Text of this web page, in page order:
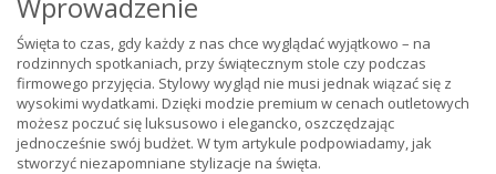
Święta to czas, gdy każdy z nas chce wyglądać wyjątkowo – na
rodzinnych spotkaniach, przy świątecznym stole czy podczas
firmowego przyjęcia. Stylowy wygląd nie musi jednak wiązać się z
wysokimi wydatkami. Dzięki modzie premium w cenach outletowych
możesz poczuć się luksusowo i elegancko, oszczędzając
jednocześnie swój budżet. W tym artykule podpowiadamy, jak
stworzyć niezapomniane stylizacje na święta.